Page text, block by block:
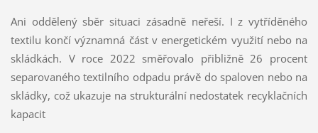
Ani oddělený sběr situaci zásadně neřeší. I z vytříděného
textilu končí významná část v energetickém využití nebo na
skládkách. V roce 2022 směřovalo přibližně 26 procent
separovaného textilního odpadu právě do spaloven nebo na
skládky, což ukazuje na strukturální nedostatek recyklačních
kapacit